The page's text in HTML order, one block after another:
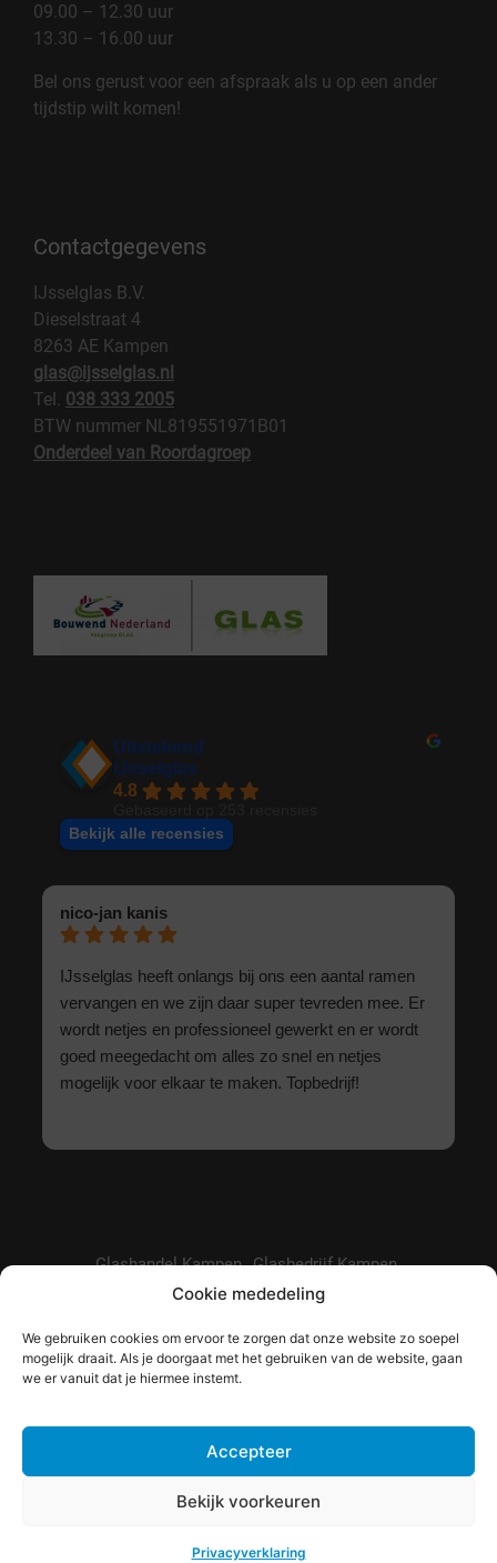
Cookie mededeling
We gebruiken cookies om ervoor te zorgen dat onze website zo soepel
mogelijk draait. Als je doorgaat met het gebruiken van de website, gaan
we er vanuit dat je hiermee instemt.
Accepteer
Bekijk voorkeuren
Privacyverklaring
09.00 – 12.30 uur
13.30 – 16.00 uur
Bel ons gerust voor een afspraak als u op een ander
tijdstip wilt komen!
Contactgegevens
IJsselglas B.V.
Dieselstraat 4
8263 AE Kampen
glas@ijsselglas.nl
Tel. 038 333 2005
BTW nummer NL819551971B01
Onderdeel van Roordagroep
Uitstekend
IJsselglas
4.8
Bekijk alle recensies
nico-jan kanis
IJsselglas heeft onlangs bij ons een aantal ramen
vervangen en we zijn daar super tevreden mee. Er
wordt netjes en professioneel gewerkt en er wordt
goed meegedacht om alles zo snel en netjes
mogelijk voor elkaar te maken. Topbedrijf!
Glashandel Kampen Glasbedrijf Kampen
Glashandel Zwolle Glaszetter Genemuiden
Glaszetter Emmeloord Glaszetter Dronten
Glas online bestellen Subsidie op isolatieglas
© Copyright IJsselglas |Privacyverklaring